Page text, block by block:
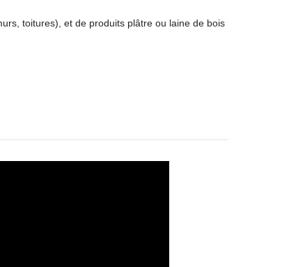
toitures), et de produits plâtre ou laine de bois